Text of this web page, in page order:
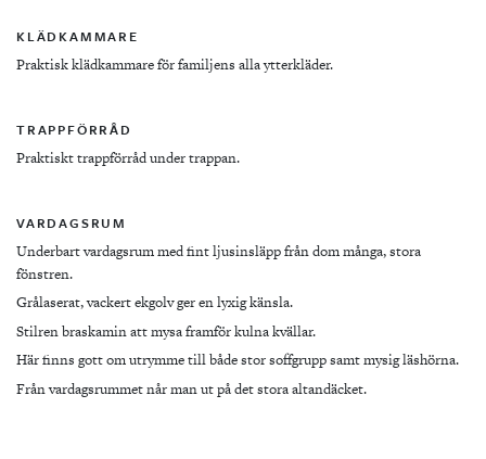
KLÄDKAMMARE
Praktisk klädkammare för familjens alla ytterkläder.
TRAPPFÖRRÅD
Praktiskt trappförråd under trappan.
VARDAGSRUM
Underbart vardagsrum med fint ljusinsläpp från dom många, stora
fönstren.
Grålaserat, vackert ekgolv ger en lyxig känsla.
Stilren braskamin att mysa framför kulna kvällar.
Här finns gott om utrymme till både stor soffgrupp samt mysig läshörna.
Från vardagsrummet når man ut på det stora altandäcket.